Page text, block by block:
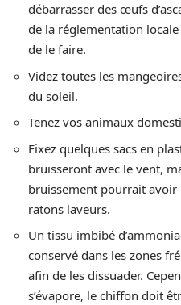
débarrasser des œufs
de la réglementation
de le faire.
Videz toutes les
du soleil.
Tenez vos animaux
Fixez quelques sacs en
bruisseront avec le vent,
bruissement pourrait avoir
ratons laveurs.
Un tissu imbibé
conservé dans les zones
afin de les dissuader.
s’évapore, le chiffon doit